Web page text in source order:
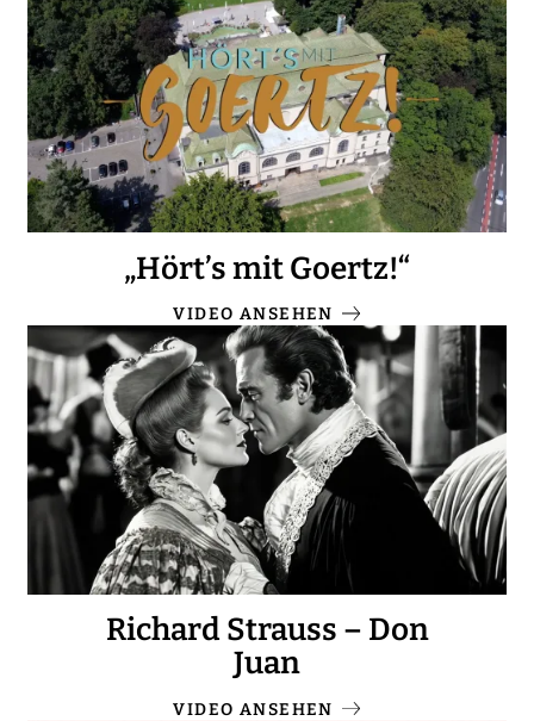
„Hört’s mit Goertz!“
VIDEO ANSEHEN
Richard Strauss – Don
Juan
VIDEO ANSEHEN